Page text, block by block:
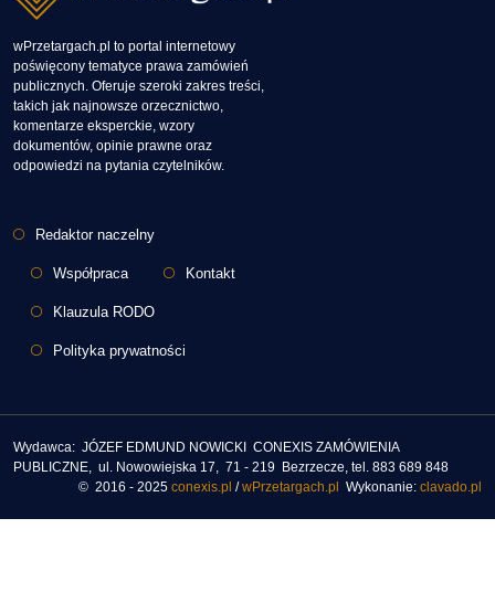
wPrzetargach.pl to portal internetowy
poświęcony tematyce prawa zamówień
publicznych. Oferuje szeroki zakres treści,
takich jak najnowsze orzecznictwo,
komentarze eksperckie, wzory
dokumentów, opinie prawne oraz
odpowiedzi na pytania czytelników.
Stopka
Redaktor naczelny
Współpraca Kontakt
Klauzula RODO
Polityka prywatności
Wydawca: JÓZEF EDMUND NOWICKI CONEXIS ZAMÓWIENIA
PUBLICZNE, ul. Nowowiejska 17, 71 - 219 Bezrzecze, tel. 883 689 848
© 2016 - 2025 conexis.pl /wPrzetargach.pl Wykonanie: clavado.pl